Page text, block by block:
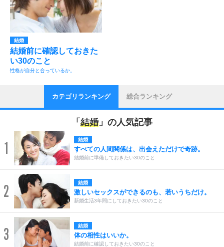
結婚
結婚前に確認しておきた
い30のこと
性格が自分と合っているか。
カテゴリランキング 総合ランキング
「 結婚」の人気記事
1 結婚
すべての人間関係は、出会えただけで奇跡。
結婚前に準備しておきたい30のこと
2 結婚
激しいセックスができるのも、若いうちだけ。
新婚生活3年間にしておきたい30のこと
3 結婚
体の相性はいいか。
結婚前に確認しておきたい30のこと